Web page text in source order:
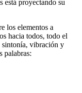
está proyectando su
los elementos a
hacia todos, todo el
sintonía, vibración y
palabras: